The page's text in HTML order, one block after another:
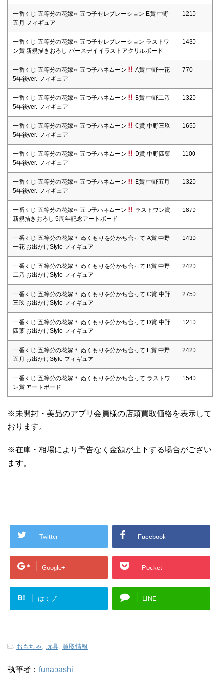
一番くじ 五等分の花嫁∽ 五つ子セレブレーション E賞 中野
五月 フィギュア
1210
一番くじ 五等分の花嫁∽ 五つ子セレブレーション ラストワ
ン賞 新規描きおろし バースデイイラストアクリルボード
1430
一番くじ 五等分の花嫁∽ 五つ子ハネムーン
A賞 中野一花
5年後ver. フィギュア
770
一番くじ 五等分の花嫁∽ 五つ子ハネムーン
B賞 中野二乃
5年後ver. フィギュア
1320
一番くじ 五等分の花嫁∽ 五つ子ハネムーン
C賞 中野三玖
5年後ver. フィギュア
1650
一番くじ 五等分の花嫁∽ 五つ子ハネムーン
D賞 中野四葉
5年後ver. フィギュア
1100
一番くじ 五等分の花嫁∽ 五つ子ハネムーン
E賞 中野五月
5年後ver. フィギュア
1320
一番くじ 五等分の花嫁∽ 五つ子ハネムーン
ラストワン賞
新規描きおろし 5周年記念アートボード
1870
一番くじ 五等分の花嫁＊ ぬくもりを分かち合って A賞 中野
一花 お出かけStyle フィギュア
1430
一番くじ 五等分の花嫁＊ ぬくもりを分かち合って B賞 中野
二乃 お出かけStyle フィギュア
2420
一番くじ 五等分の花嫁＊ ぬくもりを分かち合って C賞 中野
三玖 お出かけStyle フィギュア
2750
一番くじ 五等分の花嫁＊ ぬくもりを分かち合って D賞 中野
四葉 お出かけStyle フィギュア
1210
一番くじ 五等分の花嫁＊ ぬくもりを分かち合って E賞 中野
五月 お出かけStyle フィギュア
2420
一番くじ 五等分の花嫁＊ ぬくもりを分かち合って ラストワ
ン賞 アートボード
1540
※未開封・美品のアプリ会員様の店頭買取価格を表示して
おります。
※在庫・相場により予告なく金額が上下する場合がござい
ます。
Twitter Facebook
Google+ Pocket
B! はてブ LINE
-おもちゃ, 玩具, 買取情報
執筆者： funabashi